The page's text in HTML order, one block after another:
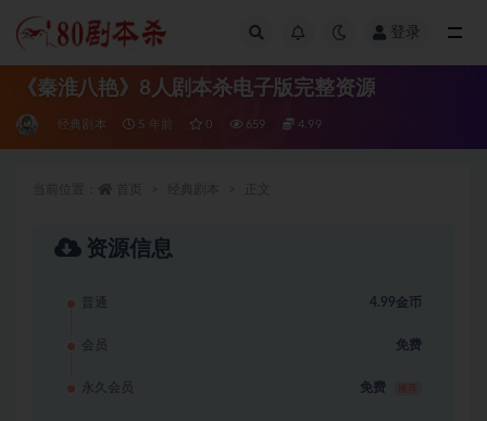
登录
《秦淮八艳》8人剧本杀电子版完整资源
经典剧本 5 年前 0 659 4.99
资源信息
普通 4.99金币
会员 免费
永久会员 免费